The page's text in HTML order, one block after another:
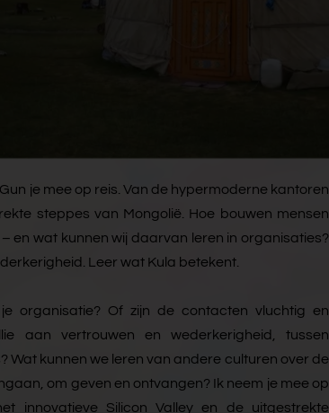
je mee op reis. Van de hypermoderne kantoren
steppes van Mongolië. Hoe bouwen mensen
en wat kunnen wij daarvan leren in organisaties?
Leer wat Kula betekent.
organisatie? Of zijn de contacten vluchtig en
aan vertrouwen en wederkerigheid, tussen
Wat kunnen we leren van andere culturen over de
om geven en ontvangen? Ik neem je mee op
innovatieve Silicon Valley en de uitgestrekte